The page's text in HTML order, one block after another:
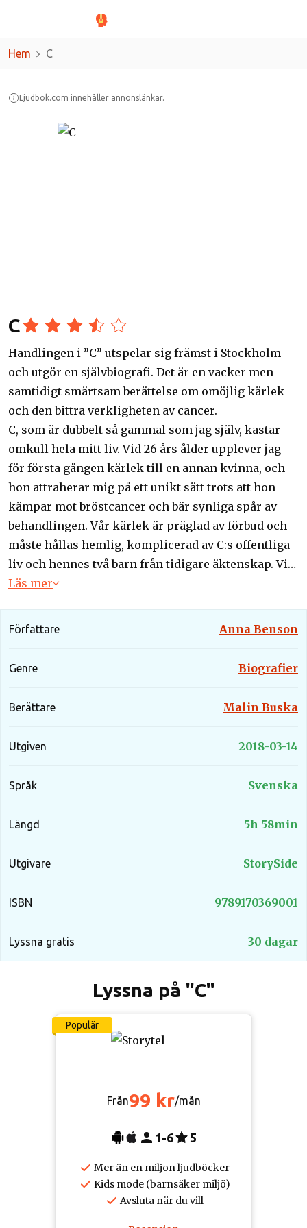
Hem C
Ljudbok.com innehåller annonslänkar.
C
Handlingen i ”C” utspelar sig främst i Stockholm
och utgör en självbiografi. Det är en vacker men
samtidigt smärtsam berättelse om omöjlig kärlek
och den bittra verkligheten av cancer.
C, som är dubbelt så gammal som jag själv, kastar
omkull hela mitt liv. Vid 26 års ålder upplever jag
för första gången kärlek till en annan kvinna, och
hon attraherar mig på ett unikt sätt trots att hon
kämpar mot bröstcancer och bär synliga spår av
behandlingen. Vår kärlek är präglad av förbud och
måste hållas hemlig, komplicerad av C:s offentliga
liv och hennes två barn från tidigare äktenskap. Vi
smyger runt och försöker desperat hitta tillfällen
Hemligheten blir till sist förödande och påverkar
kärlekens område, delar vi passionerade stunder,
olika hem för att planera vår framtid tillsammans.
står vi inför utmaningen att avslöja vår verkliga
andra kommer att säga. Plötsligt tar allt en oväntad
detta avstånd blossar kärleken upp igen vid varje
sist för att återvända permanent till Stockholm.
för alltid.
Läs mer
Författare Anna Benson
Genre Biografier
Berättare Malin Buska
Utgiven 2018-03-14
Språk Svenska
Längd 5h 58min
Utgivare StorySide
ISBN 9789170369001
Lyssna gratis 30 dagar
Lyssna på "C"
Populär
Från99 kr/mån
1-6 5
Mer än en miljon ljudböcker
Kids mode (barnsäker miljö)
Avsluta när du vill